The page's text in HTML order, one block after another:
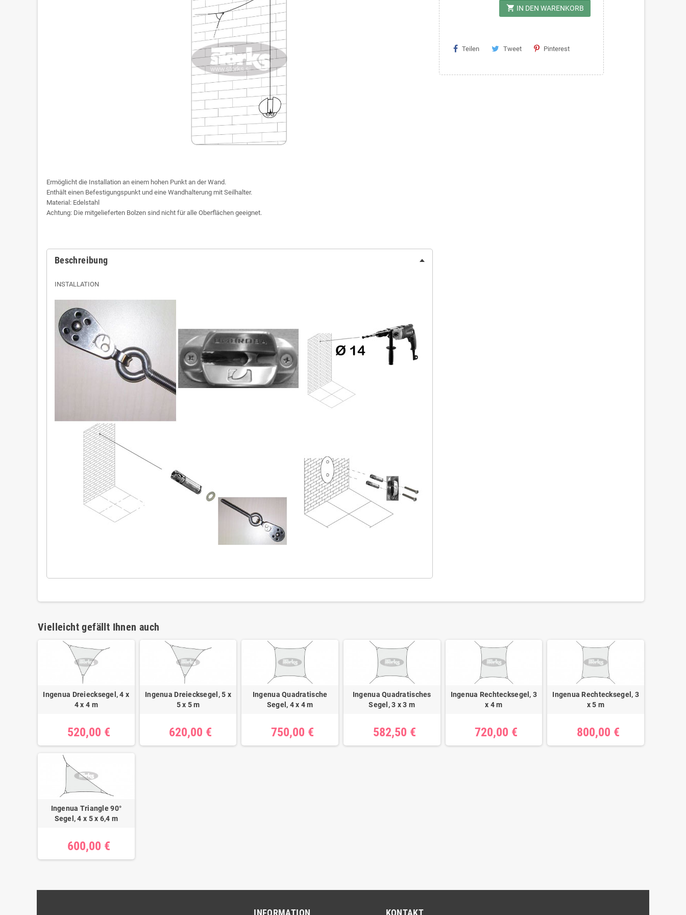
Ermöglicht die Installation an einem hohen Punkt an der Wand.
Enthält einen Befestigungspunkt und eine Wandhalterung mit Seilhalter.
Material: Edelstahl
Achtung: Die mitgelieferten Bolzen sind nicht für alle Oberflächen geeignet.
Beschreibung
INSTALLATION
shopping_cart IN DEN WARENKORB
Teilen Tweet Pinterest
Vielleicht gefällt Ihnen auch
Ingenua Dreiecksegel, 4 x
4 x 4 m
520,00 €
Ingenua Dreiecksegel, 5 x
5 x 5 m
620,00 €
Ingenua Quadratische
Segel, 4 x 4 m
750,00 €
Ingenua Quadratisches
Segel, 3 x 3 m
582,50 €
Ingenua Rechtecksegel, 3
x 4 m
720,00 €
Ingenua Rechtecksegel, 3
x 5 m
800,00 €
Ingenua Triangle 90°
Segel, 4 x 5 x 6,4 m
600,00 €
INFORMATION KONTAKT